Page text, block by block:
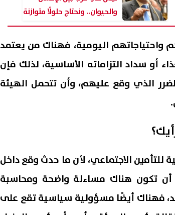
والحيوان.. ونحتاج حلولًا متوازنة
لأزمة الكلاب الضالة
اليومية، فهناك من يعتمد
أو سداد التزاماته الأساسية، لذلك فإن
الذي وقع عليهم، وأن تتحمل الهيئة
للتأمين الاجتماعي، لأن ما حدث وقع داخل
أن تكون هناك مساءلة واضحة ومحاسبة
فهناك أيضًا مسؤولية سياسية تقع على